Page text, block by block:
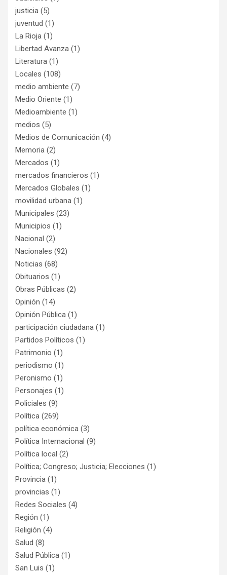
justicia (5)
juventud (1)
La Rioja (1)
Libertad Avanza (1)
Literatura (1)
Locales (108)
medio ambiente (7)
Medio Oriente (1)
Medioambiente (1)
medios (5)
Medios de Comunicación (4)
Memoria (2)
Mercados (1)
mercados financieros (1)
Mercados Globales (1)
movilidad urbana (1)
Municipales (23)
Municipios (1)
Nacional (2)
Nacionales (92)
Noticias (68)
Obituarios (1)
Obras Públicas (2)
Opinión (14)
Opinión Pública (1)
participación ciudadana (1)
Partidos Políticos (1)
Patrimonio (1)
periodismo (1)
Peronismo (1)
Personajes (1)
Policiales (9)
Política (269)
política económica (3)
Política Internacional (9)
Política local (2)
Política; Congreso; Justicia; Elecciones (1)
Provincia (1)
provincias (1)
Redes Sociales (4)
Región (1)
Religión (4)
Salud (8)
Salud Pública (1)
San Luis (1)